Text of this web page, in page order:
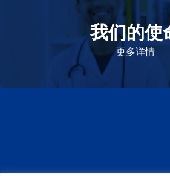
我们的使
更多详情
致力于提高患者的生命健